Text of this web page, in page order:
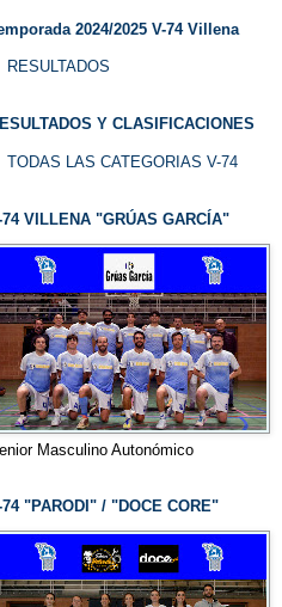
2024/2025 V-74 Villena
RESULTADOS
Y CLASIFICACIONES
TODAS LAS CATEGORIAS V-74
74 VILLENA "GRÚAS GARCÍA"
Masculino Autonómico
74 "PARODI" / "DOCE CORE"